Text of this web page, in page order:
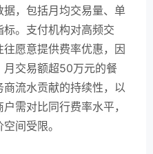
，包括月均交易量、单
。支付机构对高频交
愿意提供费率优惠，因
月交易额超50万元的餐
流水贡献的持续性，以
需对比同行费率水平，
间受限。